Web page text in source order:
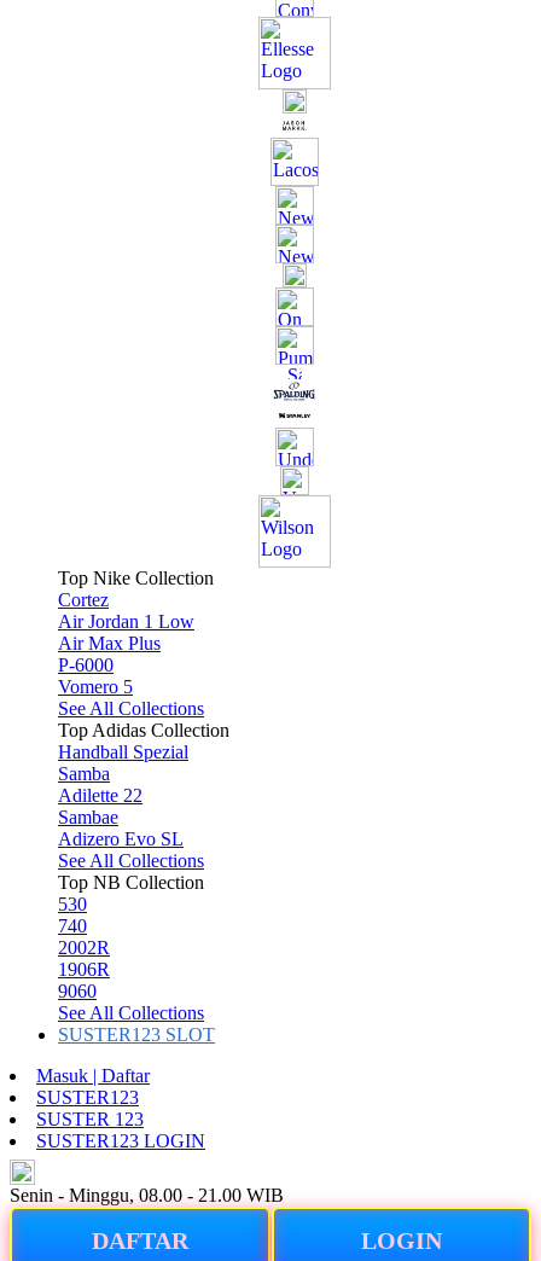
Top Nike Collection
Cortez
Air Jordan 1 Low
Air Max Plus
P-6000
Vomero 5
See All Collections
Top Adidas Collection
Handball Spezial
Samba
Adilette 22
Sambae
Adizero Evo SL
See All Collections
Top NB Collection
530
740
2002R
1906R
9060
See All Collections
SUSTER123 SLOT
Masuk | Daftar
SUSTER123
SUSTER 123
SUSTER123 LOGIN
Senin - Minggu, 08.00 - 21.00 WIB
DAFTAR LOGIN